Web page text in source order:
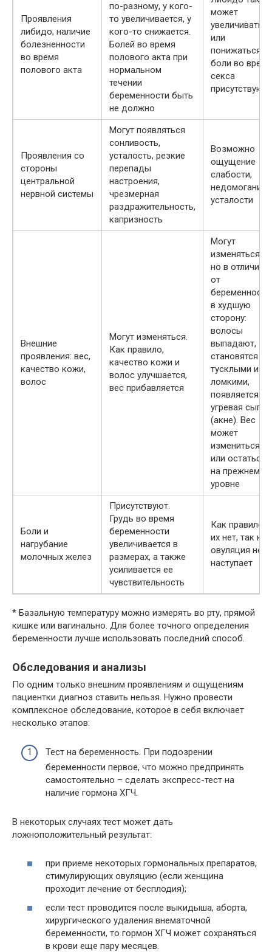
Проявления
либидо, наличие
болезненности
во время
полового акта
по-разному, у кого-
то увеличивается, у
кого-то снижается.
Болей во время
полового акта при
нормальном
течении
беременности быть
не должно
может
увеличиваться
или
понижаться,
боли во время
секса
присутствуют
Проявления со
стороны
центральной
нервной системы
Могут появляться
сонливость,
усталость, резкие
перепады
настроения,
чрезмерная
раздражительность,
капризность
Возможно
ощущение
слабости,
недомогания,
усталости
Внешние
проявления: вес,
качество кожи,
волос
Могут изменяться.
Как правило,
качество кожи и
волос улучшается,
вес прибавляется
Могут
изменяться,
но в отличие
от
беременности,
в худшую
сторону:
волосы
выпадают,
становятся
тусклыми и
ломкими,
появляется
угревая сыпь
(акне). Вес
может
измениться
или остаться
на прежнем
уровне
Боли и
нагрубание
молочных желез
Присутствуют.
Грудь во время
беременности
увеличивается в
размерах, а также
усиливается ее
чувствительность
Как правило,
их нет, так как
овуляция не
наступает
* Базальную температуру можно измерять во рту, прямой
кишке или вагинально. Для более точного определения
беременности лучше использовать последний способ.
Обследования и анализы
По одним только внешним проявлениям и ощущениям
пациентки диагноз ставить нельзя. Нужно провести
комплексное обследование, которое в себя включает
несколько этапов:
Тест на беременность. При подозрении
беременности первое, что можно предпринять
самостоятельно – сделать экспресс-тест на
наличие гормона ХГЧ.
В некоторых случаях тест может дать
ложноположительный результат:
при приеме некоторых гормональных препаратов,
стимулирующих овуляцию (если женщина
проходит лечение от бесплодия);
если тест проводится после выкидыша, аборта,
хирургического удаления внематочной
беременности, то гормон ХГЧ может сохраняться
в крови еще пару месяцев.